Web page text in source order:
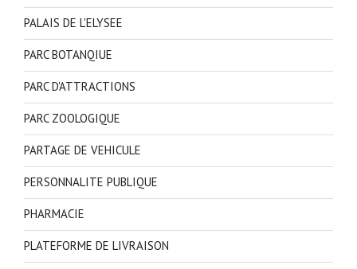
PALAIS DE L'ELYSEE
PARC BOTANQIUE
PARC D'ATTRACTIONS
PARC ZOOLOGIQUE
PARTAGE DE VEHICULE
PERSONNALITE PUBLIQUE
PHARMACIE
PLATEFORME DE LIVRAISON